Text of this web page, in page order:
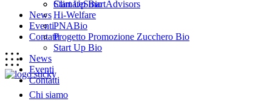
Start Up Bio
News
Eventi
Contatti
Chi siamo
ClimateSmartAdvisors
Hi-Welfare
PNABio
Progetto Promozione Zucchero Bio
Start Up Bio
News
Eventi
Contatti